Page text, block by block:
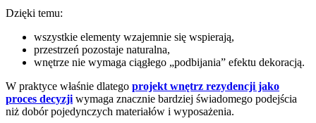
Dzięki temu:
wszystkie elementy wzajemnie się wspierają,
przestrzeń pozostaje naturalna,
wnętrze nie wymaga ciągłego „podbijania” efektu dekoracją.
W praktyce właśnie dlatego projekt wnętrz rezydencji jako
proces decyzji wymaga znacznie bardziej świadomego podejścia
niż dobór pojedynczych materiałów i wyposażenia.